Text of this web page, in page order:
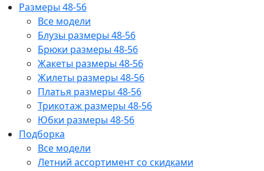
Размеры 48-56
Все модели
Блузы размеры 48-56
Брюки размеры 48-56
Жакеты размеры 48-56
Жилеты размеры 48-56
Платья размеры 48-56
Трикотаж размеры 48-56
Юбки размеры 48-56
Подборка
Все модели
Летний ассортимент со скидками